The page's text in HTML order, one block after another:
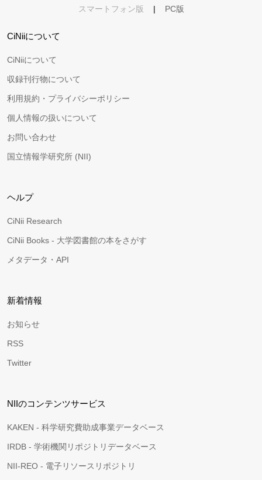
スマートフォン版 | PC版
CiNiiについて
CiNiiについて
収録刊行物について
利用規約・プライバシーポリシー
個人情報の扱いについて
お問い合わせ
国立情報学研究所 (NII)
ヘルプ
CiNii Research
CiNii Books - 大学図書館の本をさがす
メタデータ・API
新着情報
お知らせ
RSS
Twitter
NIIのコンテンツサービス
KAKEN - 科学研究費助成事業データベース
IRDB - 学術機関リポジトリデータベース
NII-REO - 電子リソースリポジトリ